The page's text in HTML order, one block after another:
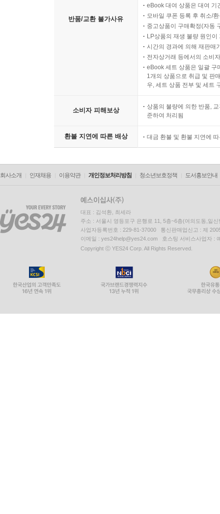
반품/교환 불가사유
eBook 대여 상품은 대여 기
모바일 쿠폰 등록 후 취소/
중고상품이 구매확정(자동
LP상품의 재생 불량 원인
시간의 경과에 의해 재판매
전자상거래 등에서의 소비
eBook 세트 상품은 일괄 구
1개의 상품으로 취급 및 판
우, 세트 상품 전부 및 세트
소비자 피해보상
상품의 불량에 의한 반품,
준하여 처리됨
환불 지연에 따른 배상 대금 환불 및 환불 지연에
회사소개 인재채용 이용약관 개인정보처리방침 청소년보호정책 도서홍보안내
대표 : 김석환, 최세라
주소 : 서울시 영등포구 은행로 11, 5층~6층(여의도동,일신
사업자등록번호 : 229-81-37000 통신판매업신고 : 제
이메일 : yes24help@yes24.com 호스팅 서비스사업자 :
Copyright ⓒ YES24 Corp. All Rights Reserved.